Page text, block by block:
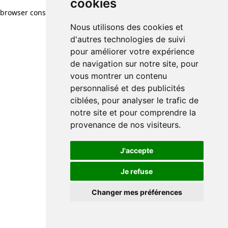
cookies
Nous utilisons des cookies et
d'autres technologies de suivi
pour améliorer votre expérience
de navigation sur notre site, pour
vous montrer un contenu
personnalisé et des publicités
ciblées, pour analyser le trafic de
notre site et pour comprendre la
provenance de nos visiteurs.
J'accepte
Je refuse
Changer mes préférences
browser console for more information)